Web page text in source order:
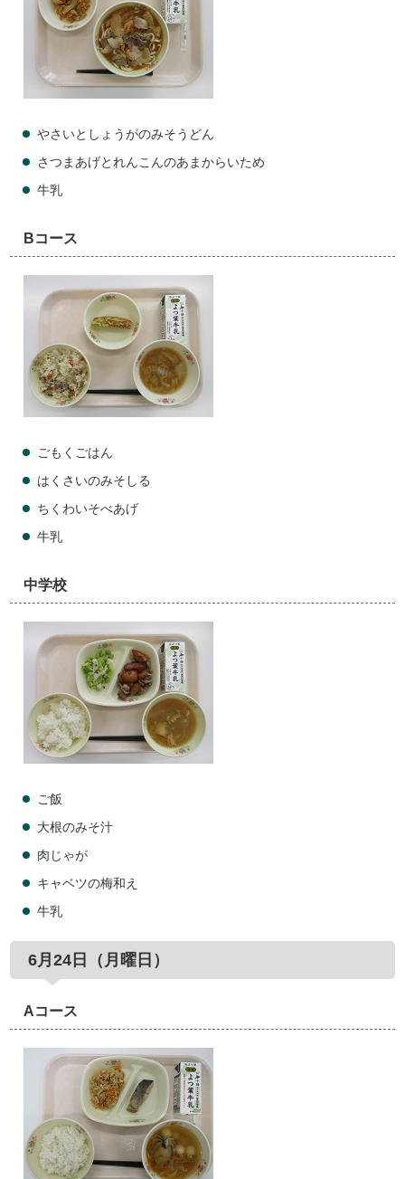
やさいとしょうがのみそうどん
さつまあげとれんこんのあまからいため
牛乳
Bコース
ごもくごはん
はくさいのみそしる
ちくわいそべあげ
牛乳
中学校
ご飯
大根のみそ汁
肉じゃが
キャベツの梅和え
牛乳
6月24日（月曜日）
Aコース